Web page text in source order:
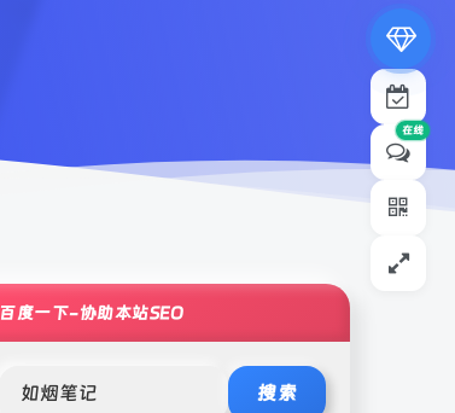
百度一下-协助本站SEO
搜索
在线